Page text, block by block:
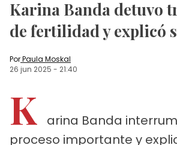
Karina Banda detuvo
de fertilidad y explicó
PorPaula Moskal
26 jun 2025 - 21:40
K
arina Banda
proceso importante y